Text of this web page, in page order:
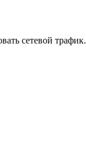
сетевой трафик.